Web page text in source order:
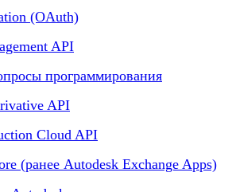
(OAuth)
API
программирования
API
Cloud API
(ранее Autodesk Exchange Apps)